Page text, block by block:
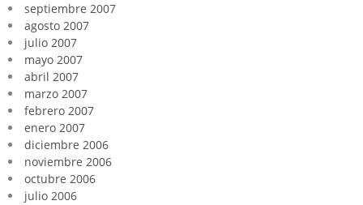
septiembre 2007
agosto 2007
julio 2007
mayo 2007
abril 2007
marzo 2007
febrero 2007
enero 2007
diciembre 2006
noviembre 2006
octubre 2006
julio 2006